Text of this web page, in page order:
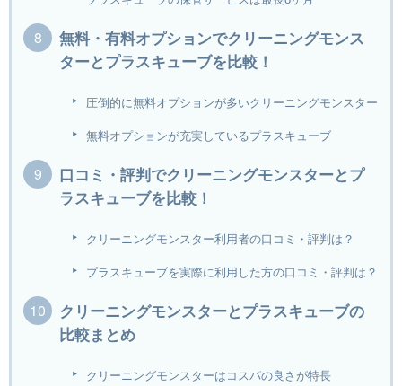
無料・有料オプションでクリーニングモンス
ターとプラスキューブを比較！
圧倒的に無料オプションが多いクリーニングモンスター
無料オプションが充実しているプラスキューブ
口コミ・評判でクリーニングモンスターとプ
ラスキューブを比較！
クリーニングモンスター利用者の口コミ・評判は？
プラスキューブを実際に利用した方の口コミ・評判は？
クリーニングモンスターとプラスキューブの
比較まとめ
クリーニングモンスターはコスパの良さが特長